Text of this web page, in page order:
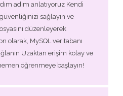
adım anlatıyoruz Kendi
güvenliğinizi sağlayın ve
düzenleyerek
olarak, MySQL veritabanı
Uzaktan erişim kolay ve
öğrenmeye başlayın!